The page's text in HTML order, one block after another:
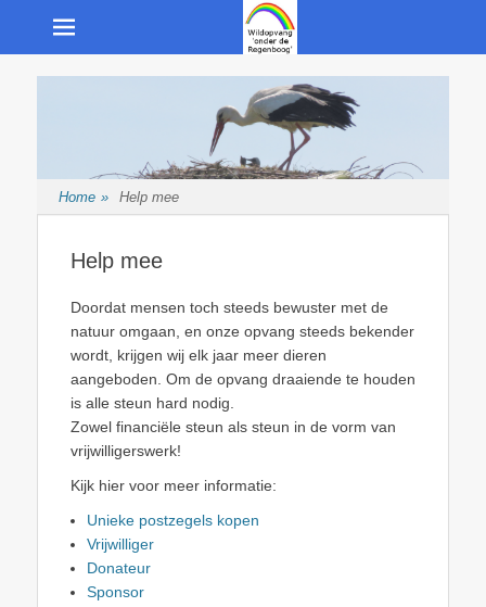
Wildopvang "onder
de Regenboog"
Opvang van wilde inheemse dieren
Home » Help mee
Help mee
Doordat mensen toch steeds bewuster met de
natuur omgaan, en onze opvang steeds bekender
wordt, krijgen wij elk jaar meer dieren
aangeboden. Om de opvang draaiende te houden
is alle steun hard nodig.
Zowel financiële steun als steun in de vorm van
vrijwilligerswerk!
Kijk hier voor meer informatie:
Unieke postzegels kopen
Vrijwilliger
Donateur
Sponsor